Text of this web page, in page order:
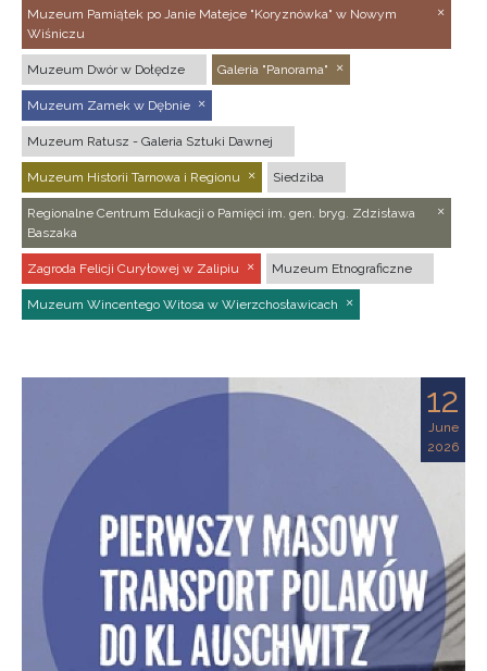
Muzeum Pamiątek po Janie Matejce "Koryznówka" w Nowym
Wiśniczu
Muzeum Dwór w Dołędze Galeria "Panorama"
Muzeum Zamek w Dębnie
Muzeum Ratusz - Galeria Sztuki Dawnej
Muzeum Historii Tarnowa i Regionu Siedziba
Regionalne Centrum Edukacji o Pamięci im. gen. bryg. Zdzisława
Baszaka
Zagroda Felicji Curyłowej w Zalipiu Muzeum Etnograficzne
Muzeum Wincentego Witosa w Wierzchosławicach
12
June
2026